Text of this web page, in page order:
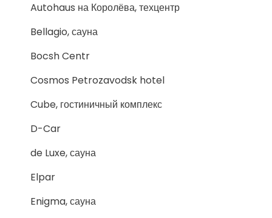
Autohaus на Королёва, техцентр
Bellagio, сауна
Bocsh Centr
Cosmos Petrozavodsk hotel
Cube, гостиничный комплекс
D-Car
de Luxe, сауна
Elpar
Enigma, сауна